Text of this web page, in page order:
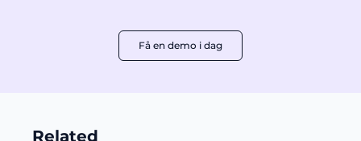
Få en demo i dag
Related